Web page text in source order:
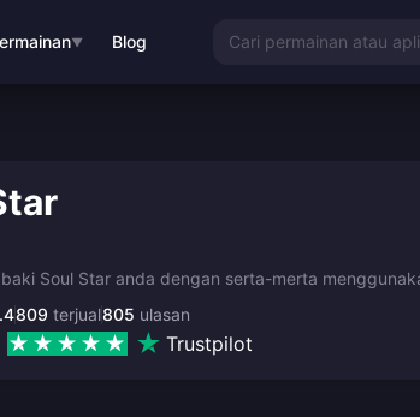
▼ Blog Cari permainan atau
Soul Star anda dengan serta-merta
805 ulasan
809 terjual
Trustpilot